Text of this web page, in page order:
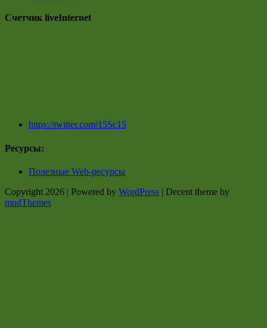
Счетчик liveInternet
https://twitter.com/15Sc15
Ресурсы:
Полезные Web-ресурсы
Copyright 2026 | Powered by WordPress | Decent theme by
mudThemes